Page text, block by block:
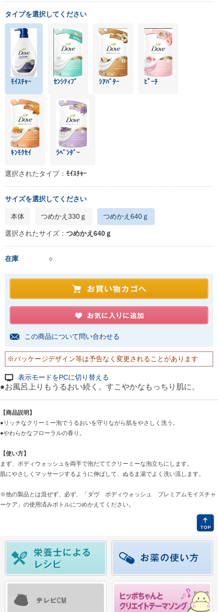
タイプを選択してください
ﾓｲｽﾁｬｰ ｾﾝｼﾃｨﾌﾞ ｼｱﾊﾞﾀｰ ﾋﾟｰﾁ
ｷﾝﾓｸｾｲ ﾗﾍﾞﾝﾀﾞｰ
選択されたタイプ： ﾓｲｽﾁｬｰ
サイズを選択してください
本体 つめかえ330ｇ つめかえ640ｇ
選択されたサイズ： つめかえ640ｇ
在庫 ○
この商品について問い合わせる
※パッケージデザイン等は予告なく変更されることがあります
表示モードをPCに切り替える
●お風呂上りもうるおい続く。すこやかなもっちり肌に。
【商品説明】
●リッチなクリーミー泡でうるおいを守りながら肌をやさしく洗う。
●やわらかなフローラルの香り。
【使い方】
まず、ボディウォッシュを両手で泡だててクリーミーな泡立ちにします。
肌にやさしくマッサージするように伸ばして、ぬるま湯でよく洗い流します。
※他の製品とは混ぜず、必ず、「ダヴ ボディウォッシュ プレミアムモイスチャ
ーケア」の使用済みボトルにつめかえてください。